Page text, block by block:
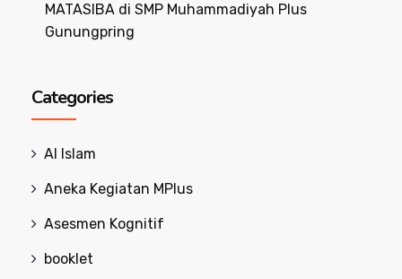
MATASIBA di SMP Muhammadiyah Plus
Gunungpring
Categories
Al Islam
Aneka Kegiatan MPlus
Asesmen Kognitif
booklet